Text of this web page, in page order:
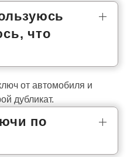
что
от автомобиля и
дубликат.
по